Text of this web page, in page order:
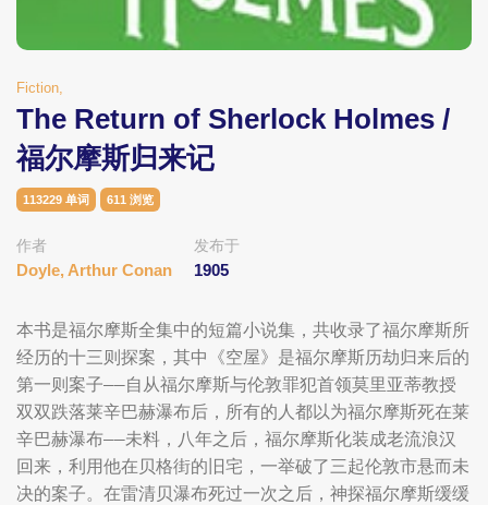
Fiction,
The Return of Sherlock Holmes /
福尔摩斯归来记
113229 单词 611 浏览
作者
Doyle, Arthur Conan
发布于
1905
本书是福尔摩斯全集中的短篇小说集，共收录了福尔摩斯所
经历的十三则探案，其中《空屋》是福尔摩斯历劫归来后的
第一则案子——自从福尔摩斯与伦敦罪犯首领莫里亚蒂教授
双双跌落莱辛巴赫瀑布后，所有的人都以为福尔摩斯死在莱
辛巴赫瀑布——未料，八年之后，福尔摩斯化装成老流浪汉
回来，利用他在贝格街的旧宅，一举破了三起伦敦市悬而未
决的案子。在雷清贝瀑布死过一次之后，神探福尔摩斯缓缓